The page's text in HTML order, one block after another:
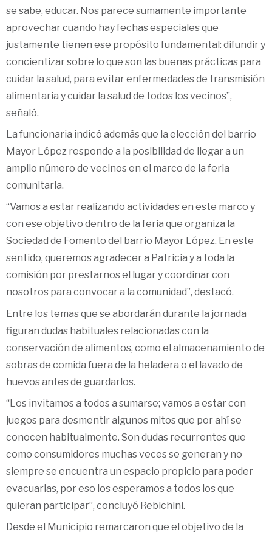
se sabe, educar. Nos parece sumamente importante
aprovechar cuando hay fechas especiales que
justamente tienen ese propósito fundamental: difundir y
concientizar sobre lo que son las buenas prácticas para
cuidar la salud, para evitar enfermedades de transmisión
alimentaria y cuidar la salud de todos los vecinos”,
señaló.
La funcionaria indicó además que la elección del barrio
Mayor López responde a la posibilidad de llegar a un
amplio número de vecinos en el marco de la feria
comunitaria.
“Vamos a estar realizando actividades en este marco y
con ese objetivo dentro de la feria que organiza la
Sociedad de Fomento del barrio Mayor López. En este
sentido, queremos agradecer a Patricia y a toda la
comisión por prestarnos el lugar y coordinar con
nosotros para convocar a la comunidad”, destacó.
Entre los temas que se abordarán durante la jornada
figuran dudas habituales relacionadas con la
conservación de alimentos, como el almacenamiento de
sobras de comida fuera de la heladera o el lavado de
huevos antes de guardarlos.
“Los invitamos a todos a sumarse; vamos a estar con
juegos para desmentir algunos mitos que por ahí se
conocen habitualmente. Son dudas recurrentes que
como consumidores muchas veces se generan y no
siempre se encuentra un espacio propicio para poder
evacuarlas, por eso los esperamos a todos los que
quieran participar”, concluyó Rebichini.
Desde el Municipio remarcaron que el objetivo de la